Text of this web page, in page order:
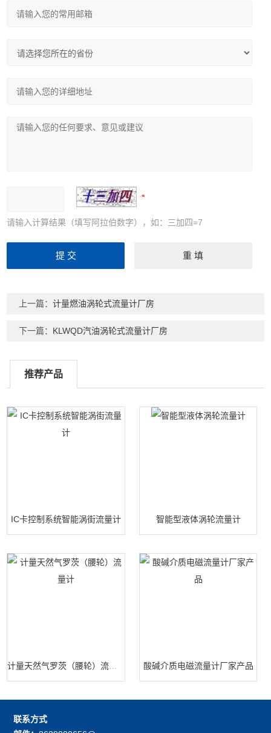
请输入计算结果（填写阿拉伯数字），如：三加四=7
上一篇：计量燃油涡轮式流量计厂房
下一篇： KLWQD汽油涡轮式流量计厂房
推荐产品
IC卡控制系统智能涡街流量计 智能型液体涡轮流量计
酸碱介质电磁流量计厂家产品
联系方式